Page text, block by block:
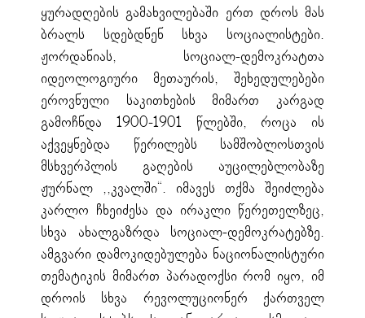
ყურადღების გამახვილებაში ერთ დროს მას
ბრალს სდებდნენ სხვა სოციალისტები.
ჟორდანიას, სოციალ-დემოკრატთა
იდეოლოგიური მეთაურის, შეხედულებები
ეროვნული საკითხების მიმართ კარგად
გამოჩნდა 1900-1901 წლებში, როცა ის
აქვეყნებდა წერილებს სამშობლოსთვის
მსხვერპლის გაღების აუცილებლობაზე
ჟურნალ ,,კვალში“. იმავეს თქმა შეიძლება
კარლო ჩხეიძესა და ირაკლი წერეთელზეც,
სხვა ახალგაზრდა სოციალ-დემოკრატებზე.
ამგვარი დამოკიდებულება ნაციონალისტური
თემატიკის მიმართ პარადოქსი რომ იყო, იმ
დროის სხვა რევოლუციონერ ქართველ